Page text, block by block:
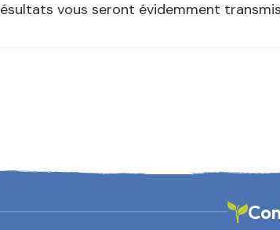
vous seront évidemment